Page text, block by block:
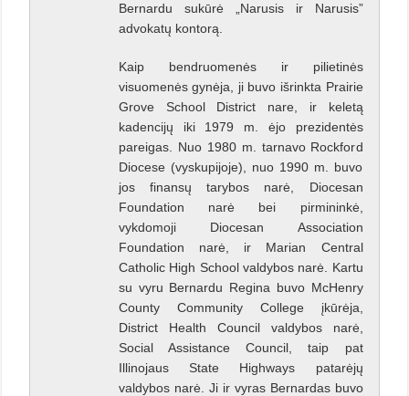
Bernardu sukūrė „Narusis ir Narusis”
advokatų kontorą.
Kaip bendruomenės ir pilietinės
visuomenės gynėja, ji buvo išrinkta Prairie
Grove School District nare, ir keletą
kadencijų iki 1979 m. ėjo prezidentės
pareigas. Nuo 1980 m. tarnavo Rockford
Diocese (vyskupijoje), nuo 1990 m. buvo
jos finansų tarybos narė, Diocesan
Foundation narė bei pirmininkė,
vykdomoji Diocesan Association
Foundation narė, ir Marian Central
Catholic High School valdybos narė. Kartu
su vyru Bernardu Regina buvo McHenry
County Community College įkūrėja,
District Health Council valdybos narė,
Social Assistance Council, taip pat
Illinojaus State Highways patarėjų
valdybos narė. Ji ir vyras Bernardas buvo